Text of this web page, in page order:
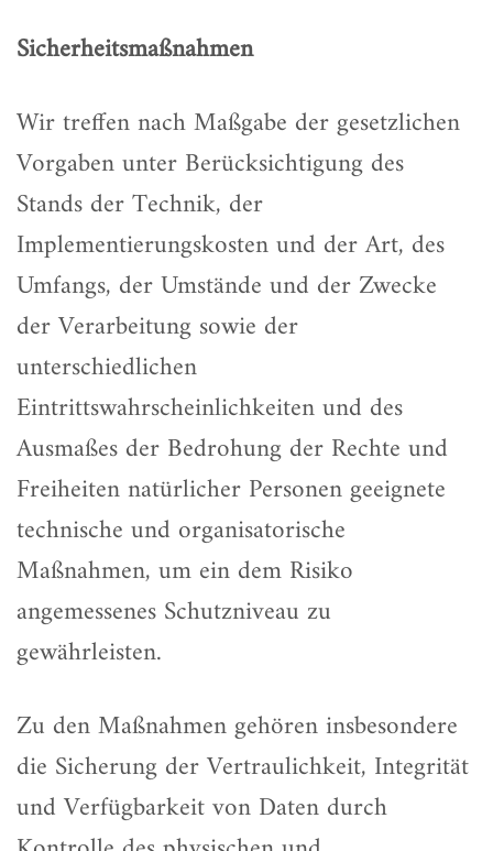
Sicherheitsmaßnahmen
Wir treffen nach Maßgabe der gesetzlichen
Vorgaben unter Berücksichtigung des
Stands der Technik, der
Implementierungskosten und der Art, des
Umfangs, der Umstände und der Zwecke
der Verarbeitung sowie der
unterschiedlichen
Eintrittswahrscheinlichkeiten und des
Ausmaßes der Bedrohung der Rechte und
Freiheiten natürlicher Personen geeignete
technische und organisatorische
Maßnahmen, um ein dem Risiko
angemessenes Schutzniveau zu
gewährleisten.
Zu den Maßnahmen gehören insbesondere
die Sicherung der Vertraulichkeit, Integrität
und Verfügbarkeit von Daten durch